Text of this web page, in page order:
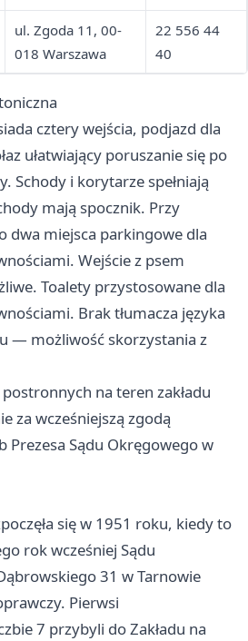
ul. Zgoda 11, 00-
018 Warszawa
22 556 44
40
cztery wejścia, podjazd dla
ułatwiający poruszanie się po
Schody i korytarze spełniają
mają spocznik. Przy
dwa miejsca parkingowe dla
Wejście z psem
Toalety przystosowane dla
Brak tłumacza języka
— możliwość skorzystania z
na teren zakładu
za wcześniejszą zgodą
Prezesa Sądu Okręgowego w
się w 1951 roku, kiedy to
rok wcześniej Sądu
31 w Tarnowie
Pierwsi
7 przybyli do Zakładu na